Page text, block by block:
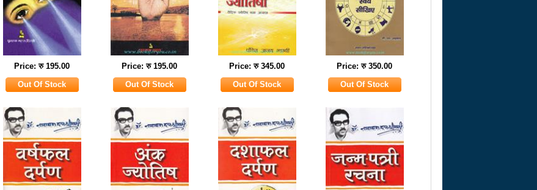
Price: रु 195.00 Price: रु 195.00 Price: रु 345.00 Price: रु 350.00